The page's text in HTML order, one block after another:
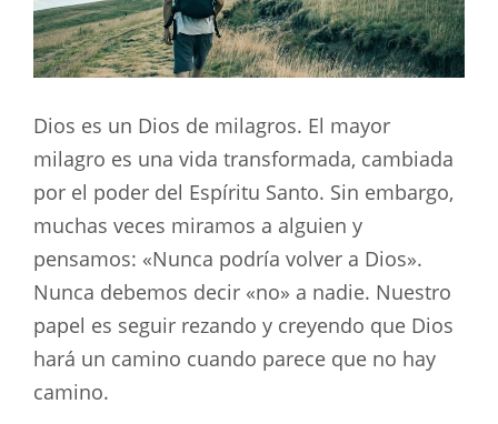
Dios es un Dios de milagros. El mayor
milagro es una vida transformada, cambiada
por el poder del Espíritu Santo. Sin embargo,
muchas veces miramos a alguien y
pensamos: «Nunca podría volver a Dios».
Nunca debemos decir «no» a nadie. Nuestro
papel es seguir rezando y creyendo que Dios
hará un camino cuando parece que no hay
camino.